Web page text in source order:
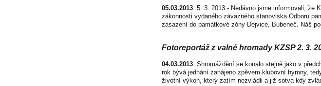
05.03.2013: 5. 3. 2013 - Nedávno jsme informovali, že
zákonnosti vydaného závazného stanoviska Odboru
zasazení do památkové zóny Dejvice, Bubeneč. Náš
Fotoreportáž z valné hromady KZSP 2. 3.
04.03.2013: Shromáždění se konalo stejně jako v
rok bývá jednání zahájeno zpěvem klubovní hymny,
životní výkon, který zatím nezvládli a již sotva kdy